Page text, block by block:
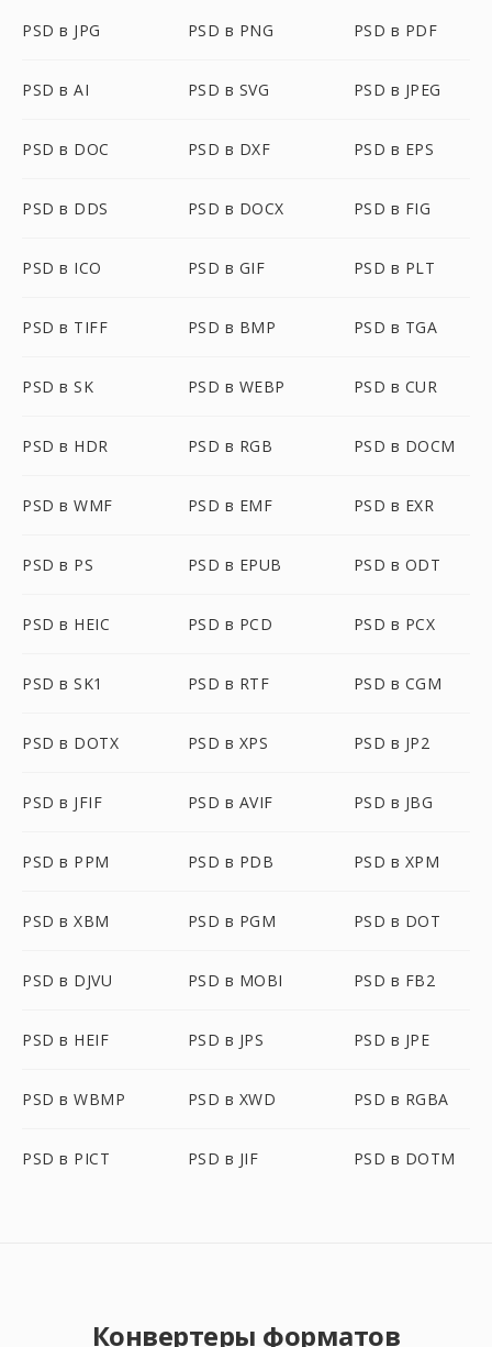
PSD в JPG PSD в PNG PSD в PDF
PSD в AI PSD в SVG PSD в JPEG
PSD в DOC PSD в DXF PSD в EPS
PSD в DDS PSD в DOCX PSD в FIG
PSD в ICO PSD в GIF PSD в PLT
PSD в TIFF PSD в BMP PSD в TGA
PSD в SK PSD в WEBP PSD в CUR
PSD в HDR PSD в RGB PSD в DOCM
PSD в WMF PSD в EMF PSD в EXR
PSD в PS PSD в EPUB PSD в ODT
PSD в HEIC PSD в PCD PSD в PCX
PSD в SK1 PSD в RTF PSD в CGM
PSD в DOTX PSD в XPS PSD в JP2
PSD в JFIF PSD в AVIF PSD в JBG
PSD в PPM PSD в PDB PSD в XPM
PSD в XBM PSD в PGM PSD в DOT
PSD в DJVU PSD в MOBI PSD в FB2
PSD в HEIF PSD в JPS PSD в JPE
PSD в WBMP PSD в XWD PSD в RGBA
PSD в PICT PSD в JIF PSD в DOTM
Конвертеры форматов